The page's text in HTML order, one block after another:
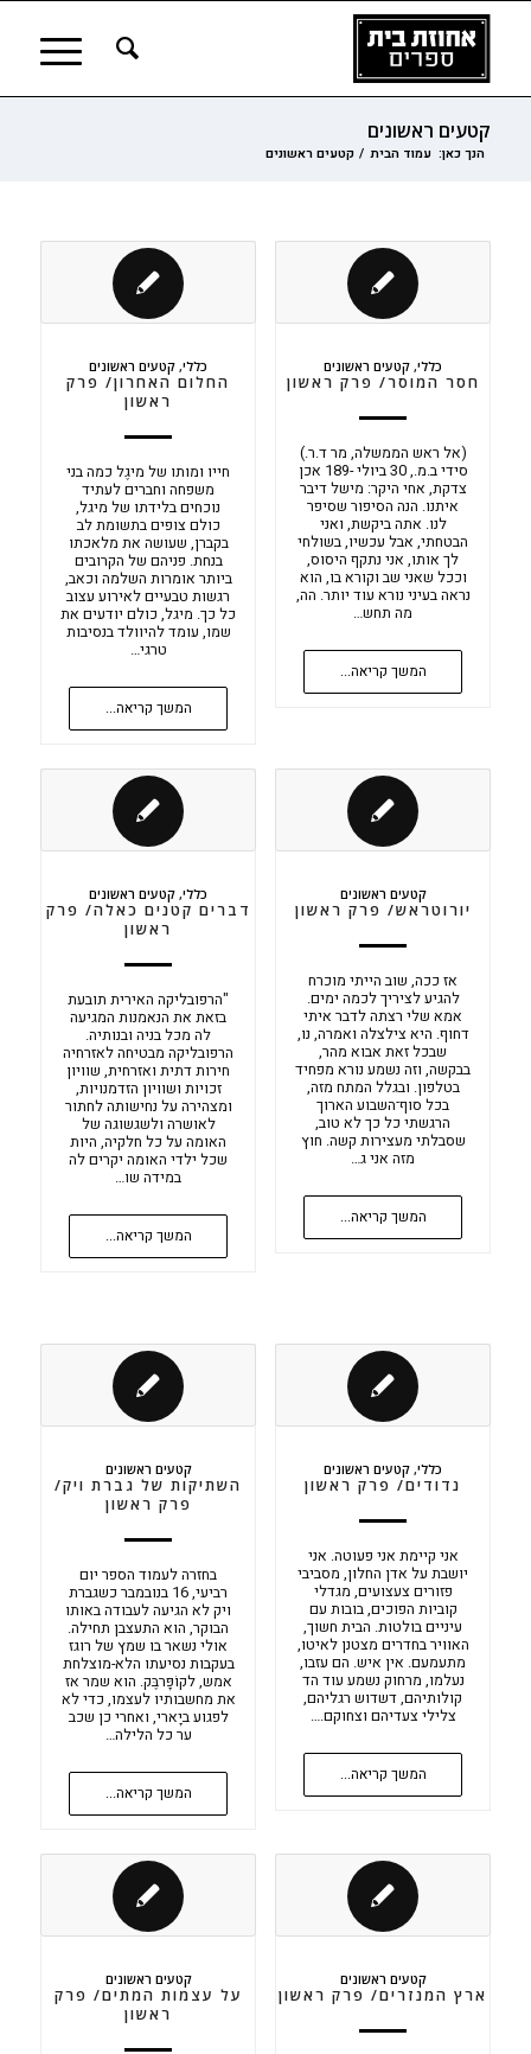
קטעים ראשונים
הנך כאן: עמוד הבית / קטעים ראשונים
כללי, קטעים ראשונים
חסר המוסר/ פרק ראשון
(אל ראש הממשלה, מר ד.ר.)
סידי ב.מ., 30 ביולי -189 אכן
צדקת, אחי היקר: מישל דיבר
איתנו. הנה הסיפור שסיפר
לנו. אתה ביקשת, ואני
הבטחתי, אבל עכשיו, בשולחי
לך אותו, אני נתקף היסוס,
וככל שאני שב וקורא בו, הוא
נראה בעיני נורא עוד יותר. הה,
מה תחש…
המשך קריאה...
כללי, קטעים ראשונים
החלום האחרון/ פרק
ראשון
חייו ומותו של מיגֶל כמה בני
משפחה וחברים לעתיד
נוכחים בלידתו של מיגל,
כולם צופים בתשומת לב
בקברן, שעושה את מלאכתו
בנחת. פניהם של הקרובים
ביותר אומרות השלמה וכאב,
רגשות טבעיים לאירוע עצוב
כל כך. מיגל, כולם יודעים את
שמו, עומד להיוולד בנסיבות
טרגי…
המשך קריאה...
קטעים ראשונים
יורוטראש/ פרק ראשון
אז ככה, שוב הייתי מוכרח
להגיע לציריך לכמה ימים.
אמא שלי רצתה לדבר איתי
דחוף. היא צילצלה ואמרה, נו,
שבכל זאת אבוא מהר,
בבקשה, וזה נשמע נורא מפחיד
בטלפון. ובגלל המתח מזה,
בכל סוף־השבוע הארוך
הרגשתי כל כך לא טוב,
שסבלתי מעצירות קשה. חוץ
מזה אני ג…
המשך קריאה...
כללי, קטעים ראשונים
דברים קטנים כאלה/ פרק
ראשון
"הרפובליקה האירית תובעת
בזאת את הנאמנות המגיעה
לה מכל בניה ובנותיה.
הרפובליקה מבטיחה לאזרחיה
חירות דתית ואזרחית, שוויון
זכויות ושוויון הזדמנויות,
ומצהירה על נחישותה לחתור
לאושרה ולשגשוגה של
האומה על כל חלקיה, היות
שכל ילדי האומה יקרים לה
במידה שו…
המשך קריאה...
כללי, קטעים ראשונים
נדודים/ פרק ראשון
אני קיימת אני פעוטה. אני
יושבת על אדן החלון, מסביבי
פזורים צעצועים, מגדלי
קוביות הפוכים, בובות עם
עיניים בולטות. הבית חשוך,
האוויר בחדרים מצטנן לאיטו,
מתעמעם. אין איש. הם עזבו,
נעלמו, מרחוק נשמע עוד הד
קולותיהם, דשדוש רגליהם,
צלילי צעדיהם וצחוקם.…
המשך קריאה...
קטעים ראשונים
השתיקות של גברת ויק/
פרק ראשון
בחזרה לעמוד הספר יום
רביעי, 16 בנובמבר כשגברת
ויק לא הגיעה לעבודה באותו
הבוקר, הוא התעצבן תחילה.
אולי נשאר בו שמץ של רוגז
בעקבות נסיעתו הלא-מוצלחת
אמש, לקוֹפָּרבֶּק. הוא שמר אז
את מחשבותיו לעצמו, כדי לא
לפגוע ביָארי, ואחרי כן שכב
ער כל הלילה…
המשך קריאה...
קטעים ראשונים
ארץ המנזרים/ פרק ראשון
קטעים ראשונים
על עצמות המתים/ פרק
ראשון